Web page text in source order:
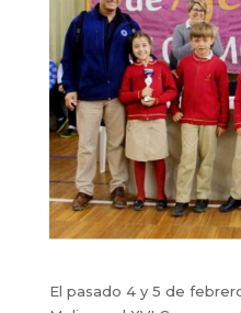
El pasado 4 y 5 de